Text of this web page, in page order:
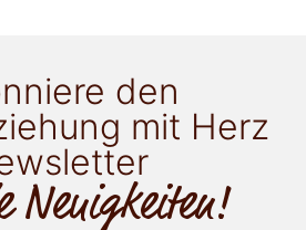
den
mit Herz
Neuigkeiten!